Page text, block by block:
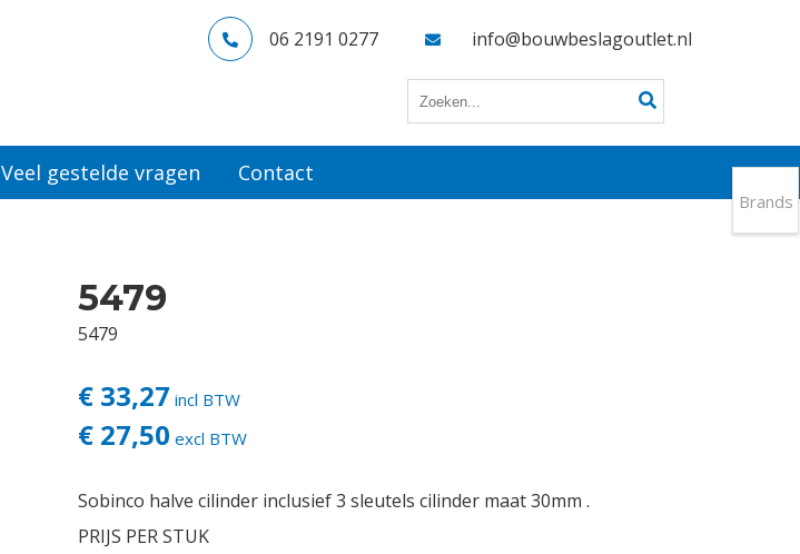
06 2191 0277 info@bouwbeslagoutlet.nl
Veel gestelde vragen Contact
5479
5479
€ 33,27 incl BTW
€ 27,50 excl BTW
Sobinco halve cilinder inclusief 3 sleutels cilinder maat 30mm .
PRIJS PER STUK
Brands